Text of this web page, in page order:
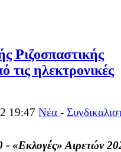
Ριζοσπαστικής
τις ηλεκτρονικές
19:47Νέα-
- «Εκλογές» Αιρετών